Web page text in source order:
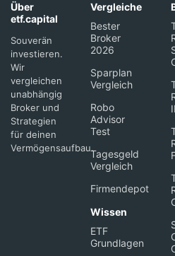
Über
etf.capital
Souverän
investieren.
Wir
vergleichen
unabhängig
Broker und
Strategien
für deinen
Vermögensaufbau.
Vergleiche
Bester
Broker
2026
Sparplan
Vergleich
Robo
Advisor
Test
Tagesgeld
Vergleich
Firmendepot
Wissen
ETF
Grundlagen